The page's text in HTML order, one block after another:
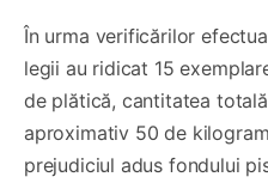
În urma verificărilor
legii au ridicat 15
de plătică, cantitatea
aproximativ 50 de
prejudiciul adus fondului